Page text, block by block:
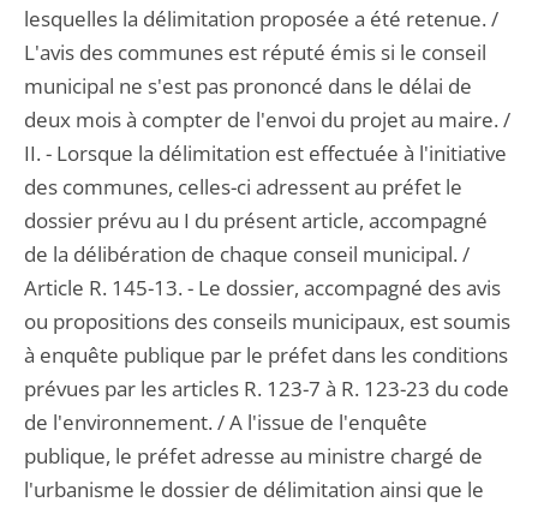
lesquelles la délimitation proposée a été retenue. /
L'avis des communes est réputé émis si le conseil
municipal ne s'est pas prononcé dans le délai de
deux mois à compter de l'envoi du projet au maire. /
II. - Lorsque la délimitation est effectuée à l'initiative
des communes, celles-ci adressent au préfet le
dossier prévu au I du présent article, accompagné
de la délibération de chaque conseil municipal. /
Article R. 145-13. - Le dossier, accompagné des avis
ou propositions des conseils municipaux, est soumis
à enquête publique par le préfet dans les conditions
prévues par les articles R. 123-7 à R. 123-23 du code
de l'environnement. / A l'issue de l'enquête
publique, le préfet adresse au ministre chargé de
l'urbanisme le dossier de délimitation ainsi que le